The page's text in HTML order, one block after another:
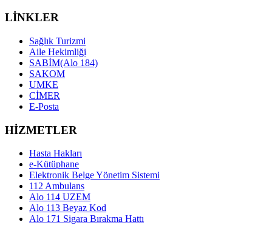
LİNKLER
Sağlık Turizmi
Aile Hekimliği
SABİM(Alo 184)
SAKOM
UMKE
CİMER
E-Posta
HİZMETLER
Hasta Hakları
e-Kütüphane
Elektronik Belge Yönetim Sistemi
112 Ambulans
Alo 114 UZEM
Alo 113 Beyaz Kod
Alo 171 Sigara Bırakma Hattı